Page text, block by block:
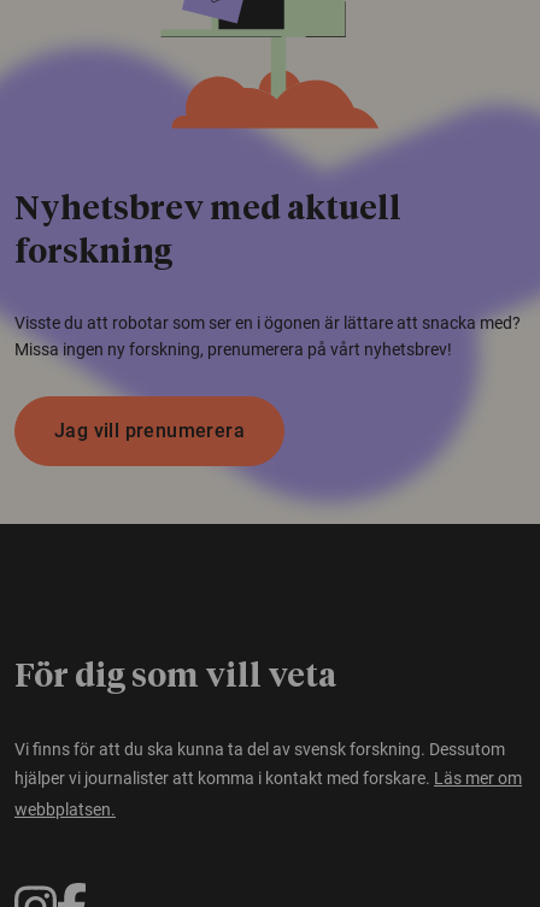
Nyhetsbrev med aktuell
forskning
Visste du att robotar som ser en i ögonen är lättare att snacka med?
Missa ingen ny forskning, prenumerera på vårt nyhetsbrev!
Jag vill prenumerera
För dig som vill veta
Vi finns för att du ska kunna ta del av svensk forskning. Dessutom
hjälper vi journalister att komma i kontakt med forskare. Läs mer om
webbplatsen.